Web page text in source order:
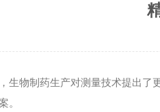
生物制药生产对测量技术提出了
。